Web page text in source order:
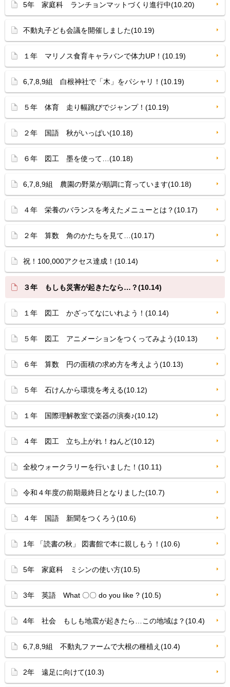
5年 家庭科 ランチョンマットづくり進行中(10.20)
不動丸子ども会議を開催しました(10.19)
１年 マリノス食育キャラバンで体力UP！(10.19)
6,7,8,9組 白根神社で「木」をパシャリ！(10.19)
５年 体育 走り幅跳びでジャンプ！(10.19)
２年 国語 秋がいっぱい(10.18)
６年 図工 墨を使って…(10.18)
6,7,8,9組 農園の野菜が順調に育っています(10.18)
４年 栄養のバランスを考えたメニューとは？(10.17)
２年 算数 角のかたちを見て…(10.17)
祝！100,000アクセス達成！(10.14)
３年 もしも災害が起きたなら…？(10.14)
１年 図工 かざってなにいれよう！(10.14)
５年 図工 アニメーションをつくってみよう(10.13)
６年 算数 円の面積の求め方を考えよう(10.13)
５年 石けんから環境を考える(10.12)
１年 国際理解教室で楽器の演奏♪(10.12)
４年 図工 立ち上がれ！ねんど(10.12)
全校ウォークラリーを行いました！(10.11)
令和４年度の前期最終日となりました(10.7)
４年 国語 新聞をつくろう(10.6)
1年 「読書の秋」 図書館で本に親しもう！(10.6)
5年 家庭科 ミシンの使い方(10.5)
3年 英語 What 〇〇 do you like ? (10.5)
4年 社会 もしも地震が起きたら…この地域は？(10.4)
6,7,8,9組 不動丸ファームで大根の種植え(10.4)
2年 遠足に向けて(10.3)